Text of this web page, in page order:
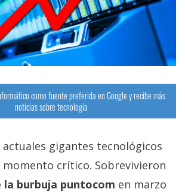
como fuente preferida en Google y recibe más
noticias sobre tecnología
actuales gigantes tecnológicos
crítico. Sobrevivieron
la burbuja puntocom en marzo